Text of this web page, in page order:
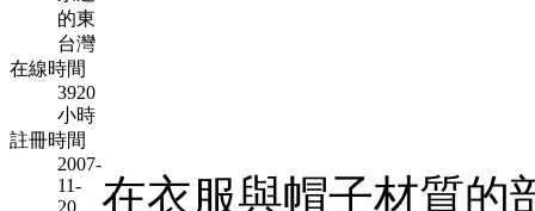
的東
台灣
在線時間
3920
小時
註冊時間
2007-
11-
20
在衣服與帽子材質的